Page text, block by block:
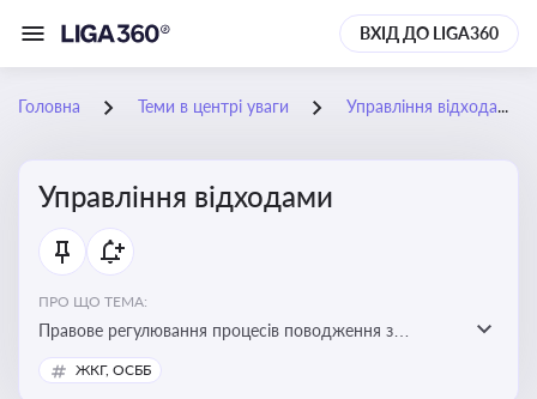
ВХІД ДО LIGA360
Головна Теми в центрі уваги Управління відходами
Управління відходами
ПРО ЩО ТЕМА:
Правове регулювання процесів поводження з
відходами, включаючи їх збирання, оброблення та
утилізацію, дотримання екологічних вимог та
ЖКГ, ОСББ